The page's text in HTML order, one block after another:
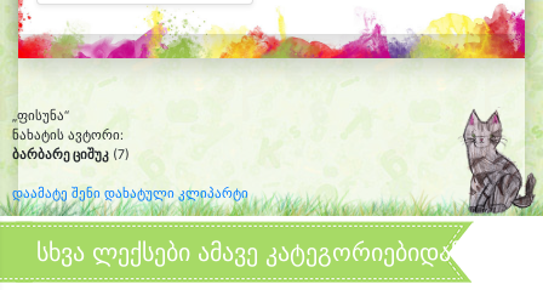
„ფისუნა“
ნახატის ავტორი:
ბარბარე ციშუკ (7)
დაამატე შენი დახატული კლიპარტი
სხვა ლექსები ამავე კატეგორიებიდან